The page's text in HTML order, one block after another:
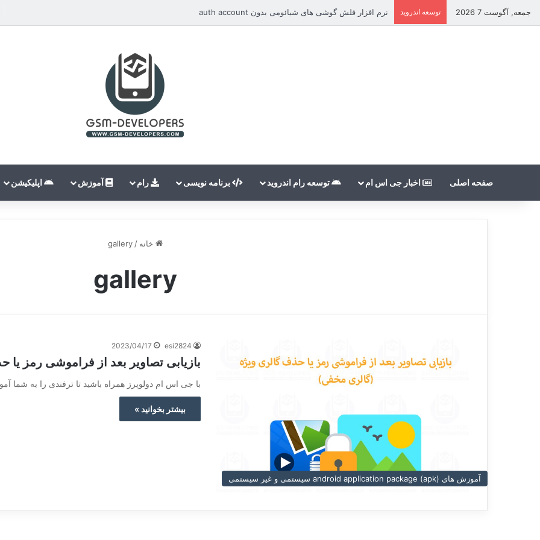
جمعه, آگوست 7 2026 توسعه اندروید نرم افزار فلش گوشی های شیائومی بدون auth account
صفحه اصلی اخبار جی اس ام توسعه رام اندروید برنامه نویسی رام آموزش اپلیکیشن
خانه /
gallery
gallery
آموزش های (android application package (apk سیستمی و غیر سیستمی
esi2824
2023/04/17
بازیابی تصاویر بعد از فراموشی رمز
با جی اس ام دولوپرز همراه باشید تا ترفندی را به شما
بیشتر بخوانید »